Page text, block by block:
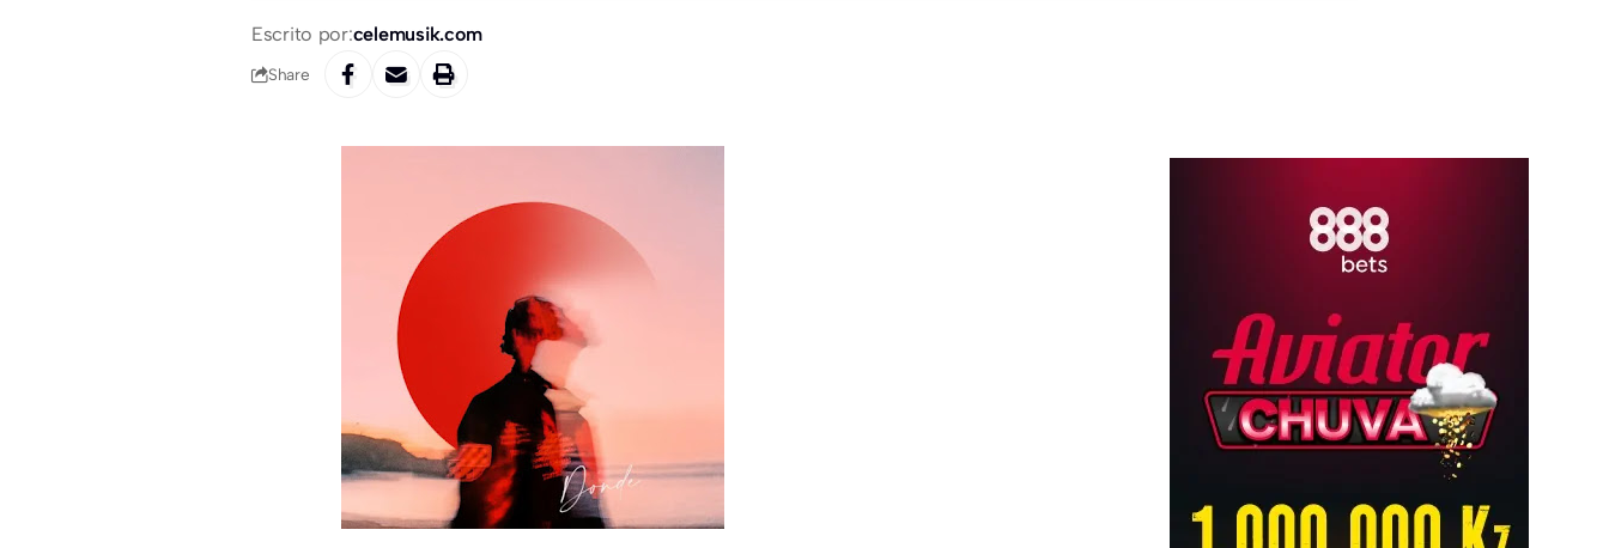
Escrito por:celemusik.com
Share